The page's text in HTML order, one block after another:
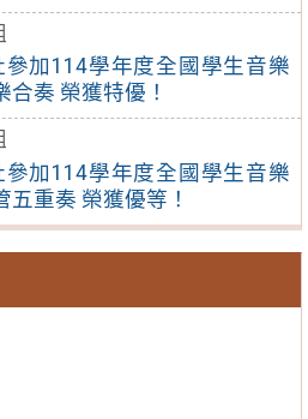
參加114學年度全國學生音樂
奏 榮獲特優！
參加114學年度全國學生音樂
重奏 榮獲優等！